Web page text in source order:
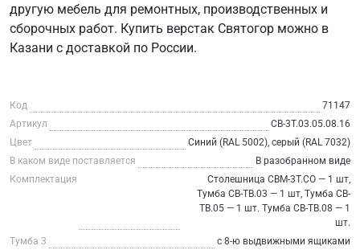
другую мебель для ремонтных, производственных и
сборочных работ. Купить верстак Святогор можно в
Казани с доставкой по России.
Код
71147
Артикул
СВ-3Т.03.05.08.16
Цвет
Синий (RAL 5002), серый (RAL 7032)
В каком виде поставляется
В разобранном виде
Комплектация
Столешница СВМ-3Т.СО — 1 шт,
Тумба СВ-ТВ.03 — 1 шт, Тумба СВ-
ТВ.05 — 1 шт. Тумба СВ-ТВ.08 — 1
шт.
Тумба 3
с 8-ю выдвижными ящиками